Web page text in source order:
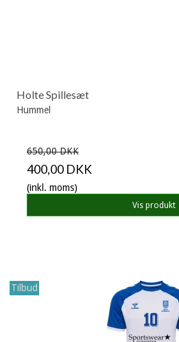
Holte Spillesæt
Hummel
650,00 DKK
400,00 DKK
(inkl. moms)
Vis produkt
Tilbud